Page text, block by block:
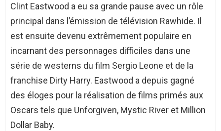
Clint Eastwood a eu sa grande pause avec un rôle
principal dans l’émission de télévision Rawhide. Il
est ensuite devenu extrêmement populaire en
incarnant des personnages difficiles dans une
série de westerns du film Sergio Leone et de la
franchise Dirty Harry. Eastwood a depuis gagné
des éloges pour la réalisation de films primés aux
Oscars tels que Unforgiven, Mystic River et Million
Dollar Baby.